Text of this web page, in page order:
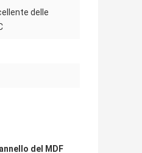
delle
del MDF